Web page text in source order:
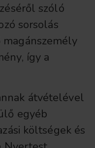
szóló
sorsolás
így a
átvételével
egyéb
költségek és